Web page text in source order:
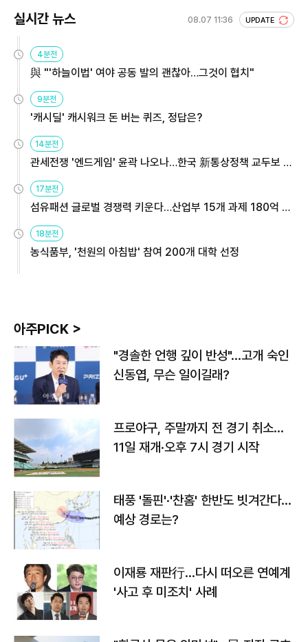
실시간 뉴스 08.07 11:36 UPDATE
4분전
與 "'하늘이법' 여야 공동 발의 괜찮아…그것이 협치"
9분전
'캐시딜' 캐시워크 돈 버는 퀴즈, 정답은?
14분전
관세전쟁 '엔드게임' 윤곽 나오나…한국 新통상정책 교두보 활
용해야
17분전
섬유패션 글로벌 경쟁력 키운다…산업부 15개 과제 180억 지
원
18분전
농식품부, '천원의 아침밥' 참여 200개 대학 선정
아주PICK >
"경솔한 언행 깊이 반성"…고개 숙인
신동엽, 무슨 일이길래?
프로야구, 주말까지 전 경기 취소…
11일 재개·오후 7시 경기 시작
태풍 '돌핀'·'찬홈' 한반도 빗겨간다…
예상 경로는?
이재룡 재판行…다시 떠오른 연예계
'사고 후 미조치' 사례